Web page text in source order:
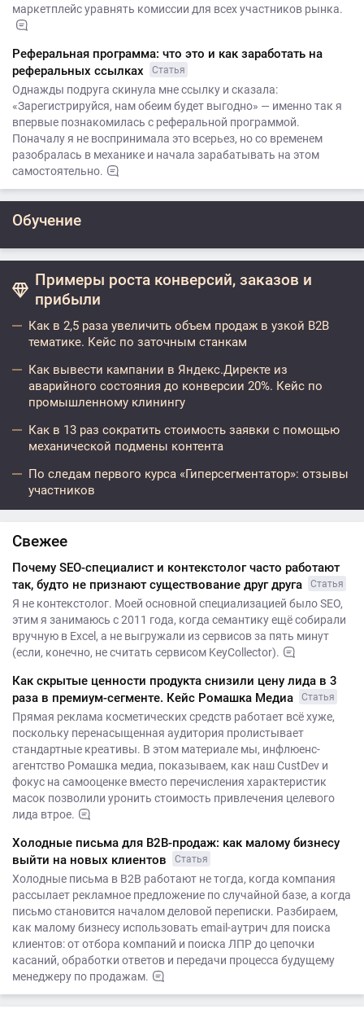
маркетплейс уравнять комиссии для всех участников рынка.
Реферальная программа: что это и как заработать на
реферальных ссылках
Статья
Однажды подруга скинула мне ссылку и сказала:
«Зарегистрируйся, нам обеим будет выгодно» — именно так я
впервые познакомилась с реферальной программой.
Поначалу я не воспринимала это всерьез, но со временем
разобралась в механике и начала зарабатывать на этом
самостоятельно.
Обучение
Примеры роста конверсий, заказов и
прибыли
Как в 2,5 раза увеличить объем продаж в узкой B2B
тематике. Кейс по заточным станкам
Как вывести кампании в Яндекс.Директе из
аварийного состояния до конверсии 20%. Кейс по
промышленному клинингу
Как в 13 раз сократить стоимость заявки с помощью
механической подмены контента
По следам первого курса «Гиперсегментатор»: отзывы
участников
Свежее
Почему SEO-специалист и контекстолог часто работают
так, будто не признают существование друг друга
Статья
Я не контекстолог. Моей основной специализацией было SEO,
этим я занимаюсь с 2011 года, когда семантику ещё собирали
вручную в Excel, а не выгружали из сервисов за пять минут
(если, конечно, не считать сервисом KeyCollector).
Как скрытые ценности продукта снизили цену лида в 3
раза в премиум-сегменте. Кейс Ромашка Медиа
Статья
Прямая реклама косметических средств работает всё хуже,
поскольку перенасыщенная аудитория пролистывает
стандартные креативы. В этом материале мы, инфлюенс-
агентство Ромашка медиа, показываем, как наш CustDev и
фокус на самооценке вместо перечисления характеристик
масок позволили уронить стоимость привлечения целевого
лида втрое.
Холодные письма для B2B-продаж: как малому бизнесу
выйти на новых клиентов
Статья
Холодные письма в B2B работают не тогда, когда компания
рассылает рекламное предложение по случайной базе, а когда
письмо становится началом деловой переписки. Разбираем,
как малому бизнесу использовать email-аутрич для поиска
клиентов: от отбора компаний и поиска ЛПР до цепочки
касаний, обработки ответов и передачи процесса будущему
менеджеру по продажам.